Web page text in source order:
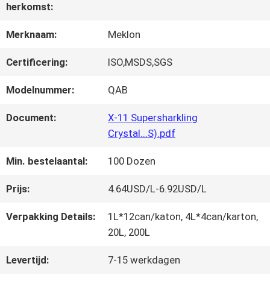
VIDEOS
OVER
ONS
FABRIEKSREIS
CONTACTEER
herkomst:
Merknaam: Meklon
Certificering: ISO,MSDS,SGS
Modelnummer: QAB
Document:
X-11 Supersharkling
Crystal...S).pdf
Min. bestelaantal: 100 Dozen
Prijs: 4.64USD/L-6.92USD/L
Verpakking Details:
1L*12can/katon, 4L*4can/karton,
20L, 200L
Levertijd: 7-15 werkdagen